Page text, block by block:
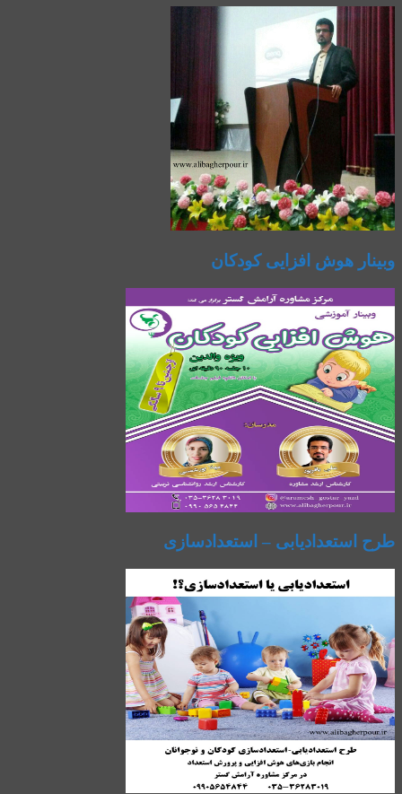
وبینار هوش افزایی کودکان
طرح استعدادیابی – استعدادسازی